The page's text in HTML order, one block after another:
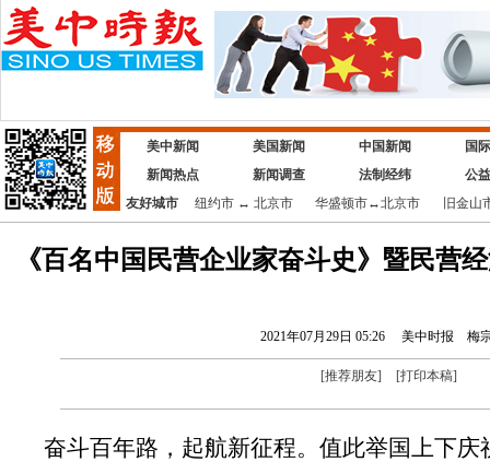
美中新闻 美国新闻 中国新闻
国
新闻热点
新闻调查 法制经纬
公
友好城市
纽约市↔ 北京市 华盛顿市↔北京市 旧金山
《百名中国民营企业家奋斗史》暨民营
2021年07月29日 05:26 美中时报 梅
[推荐朋友] [打印本稿]
奋斗百年路，起航新征程。值此举国上下庆